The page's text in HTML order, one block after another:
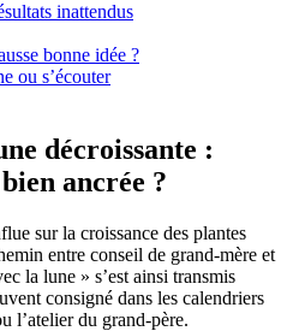
inattendus
bonne idée ?
ou s’écouter
décroissante :
ancrée ?
sur la croissance des plantes
entre conseil de grand-mère et
la lune » s’est ainsi transmis
consigné dans les calendriers
l’atelier du grand-père.